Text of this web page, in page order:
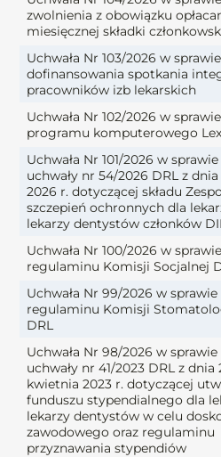
zwolnienia z obowiązku
miesięcznej składki
Uchwała Nr 103/2026 w sprawie
dofinansowania spotkania
pracowników izb lekarskich
Uchwała Nr 102/2026 w
programu komputerowego
Uchwała Nr 101/2026 w
uchwały nr 54/2026 DRL z
2026 r. dotyczącej składu
szczepień ochronnych dla
lekarzy dentystów członków
Uchwała Nr 100/2026 w
regulaminu Komisji Socjalnej
Uchwała Nr 99/2026 w
regulaminu Komisji
DRL
Uchwała Nr 98/2026 w
uchwały nr 41/2023 DRL z dnia
kwietnia 2023 r. dotyczącej
funduszu stypendialnego dla
lekarzy dentystów w celu
zawodowego oraz regulaminu
przyznawania stypendiów